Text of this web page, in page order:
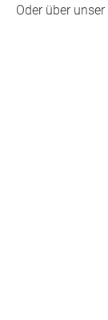
Oder über unser